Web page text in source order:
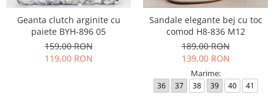
Geanta clutch arginite cu
paiete BYH-896 05
159,00 RON
119,00 RON
Sandale elegante bej cu toc
comod H8-836 M12
189,00 RON
139,00 RON
Marime:
36 37 38 39 40 41